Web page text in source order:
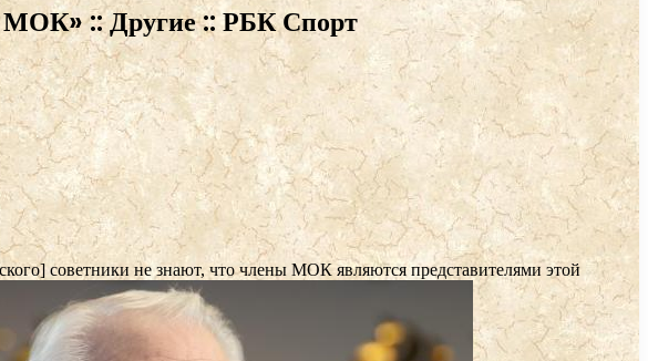
МОК» :: Другие :: РБК Спорт
советники не знают, что члены МОК являются представителями этой